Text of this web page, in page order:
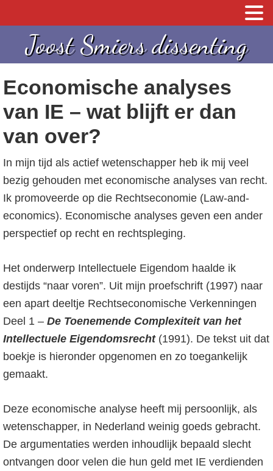
n
n
a
a
d
e
o
o
d
n
a
v
g
a
c
o
n
e
n
n
n
a
a
d
e
e
s
e
s
e
b
a
r
Joost Smiers dissenting
Economische analyses
van IE – wat blijft er dan
van over?
In mijn tijd als actief wetenschapper heb ik mij veel
bezig gehouden met economische analyses van recht.
Ik promoveerde op die Rechtseconomie (Law-and-
economics). Economische analyses geven een ander
perspectief op recht en rechtspleging.
Het onderwerp Intellectuele Eigendom haalde ik
destijds “naar voren”. Uit mijn proefschrift (1997) naar
een apart deeltje Rechtseconomische Verkenningen
Deel 1 – De Toenemende Complexiteit van het
Intellectuele Eigendomsrecht(1991). De tekst uit dat
boekje is hieronder opgenomen en zo toegankelijk
gemaakt.
Deze economische analyse heeft mij persoonlijk, als
wetenschapper, in Nederland weinig goeds gebracht.
De argumentaties werden inhoudlijk bepaald slecht
ontvangen door velen die hun geld met IE verdienden